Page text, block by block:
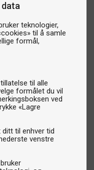
teknologier,
til å samle
formål,
til alle
formålet du vil
ved
«Lagre
ditt til enhver tid
venstre
utviklet for
teknikk.
med
for å
mest anerkjente
blant mange
funksjonalitet og
spillopplevelse.
være trygg på å få et
og stil.